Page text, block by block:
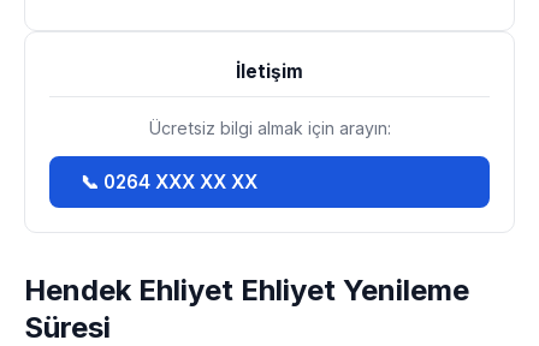
Hendek Ehliyet Ehliyet Yenileme
Süresi
İletişim
Ücretsiz bilgi almak için arayın:
📞 0264 XXX XX XX